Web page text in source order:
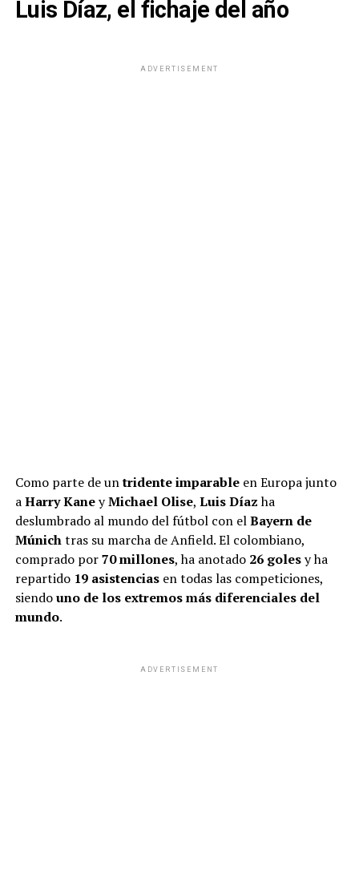
Luis Díaz, el fichaje del año
ADVERTISEMENT
Como parte de untridente imparableen Europa junto
aHarry KaneyMichael Olise, Luis Díazha
deslumbrado al mundo del fútbol con elBayern de
Múnichtras su marcha de Anfield. El colombiano,
comprado por70 millones, ha anotado 26 golesy ha
repartido 19 asistenciasen todas las competiciones,
siendouno de los extremos más diferenciales del
mundo.
ADVERTISEMENT